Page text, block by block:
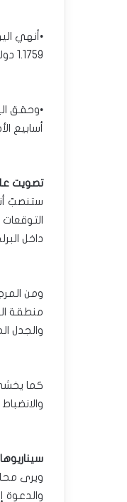
1.1759 دولارًا ،بفضل صدور بيانات قاتمة عن سوق العمل في الولايات المتحدة.
أسابيع
تصويت
ستنصبّ
داخل
ومن
منطقة
والجدل
كما
ويرى
والدعوة